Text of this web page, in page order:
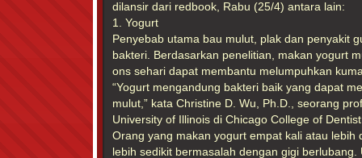
dilansir dari redbook, Rabu (25/4) antara lain:
1. Yogurt
Penyebab utama bau mulut, plak dan penyakit
bakteri. Berdasarkan penelitian, makan yogurt
ons sehari dapat membantu melumpuhkan
“Yogurt mengandung bakteri baik yang dapat
mulut,” kata Christine D. Wu, Ph.D., seorang
University of Illinois di Chicago College of
Orang yang makan yogurt empat kali atau lebih
lebih sedikit bermasalah dengan gigi